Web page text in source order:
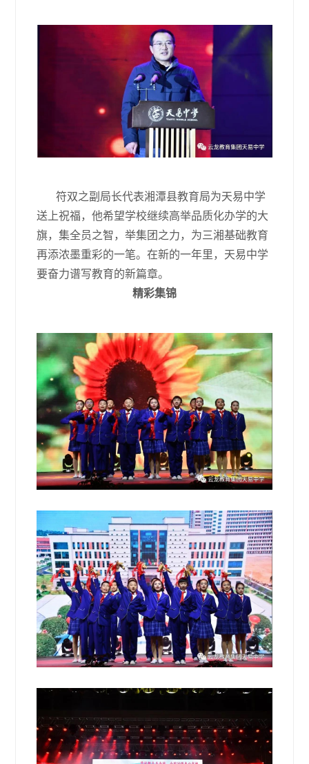
符双之副局长代表湘潭县教育局为天易中学
送上祝福，他希望学校继续高举品质化办学的大
旗，集全员之智，举集团之力，为三湘基础教育
再添浓墨重彩的一笔。在新的一年里，天易中学
要奋力谱写教育的新篇章。
精彩集锦